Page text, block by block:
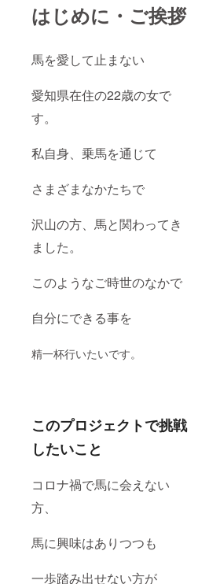
はじめに・ご挨拶
馬を愛して止まない
愛知県在住の22歳の女で
す。
私自身、乗馬を通じて
さまざまなかたちで
沢山の方、馬と関わってき
ました。
このようなご時世のなかで
自分にできる事を
精一杯行いたいです。
このプロジェクトで挑戦
したいこと
コロナ禍で馬に会えない
方、
馬に興味はありつつも
一歩踏み出せない方が